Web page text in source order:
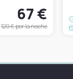
67 €
120 €por la noche